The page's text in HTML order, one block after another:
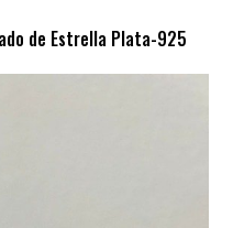
de Estrella Plata-925